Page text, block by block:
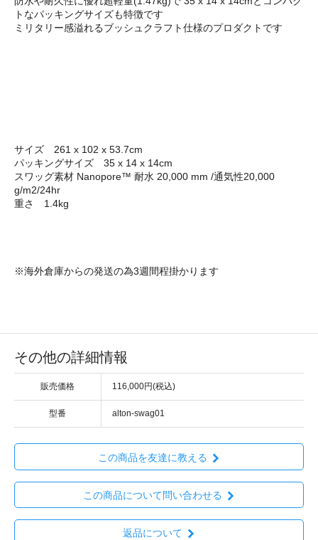
トなパッキングサイズも特徴です
ミリタリー感溢れるブッシュクラフト仕様のプロダクトです
サイズ 261 x 102 x 53.7cm
パッキングサイズ 35 x 14 x 14cm
スワッグ素材 Nanopore™ 耐水 20,000 mm /通気性20,000
g/m2/24hr
重さ 1.4kg
※海外倉庫からの発送の為3週間程掛かります
その他の詳細情報
販売価格 116,000円(税込)
型番 alton-swag01
この商品を友達に教える
この商品について問い合わせる
返品について